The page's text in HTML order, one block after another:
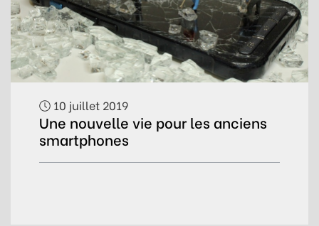
10 juillet 2019
Une nouvelle vie pour les anciens
smartphones